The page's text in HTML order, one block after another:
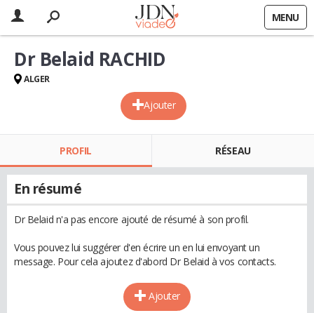
MENU
Ajouter
Dr Belaid RACHID
ALGER
PROFIL RÉSEAU
En résumé
Dr Belaid n'a pas encore ajouté de résumé à son profil.
Vous pouvez lui suggérer d'en écrire un en lui envoyant un
message. Pour cela ajoutez d'abord Dr Belaid à vos contacts.
Ajouter